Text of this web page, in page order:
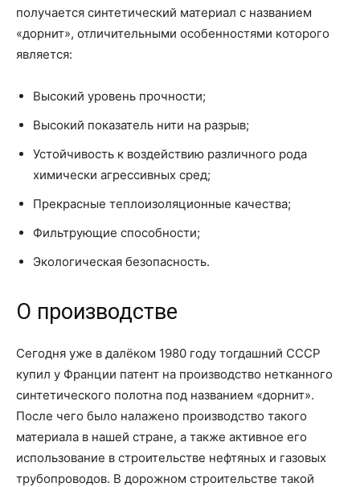
получается синтетический материал с названием
«дорнит», отличительными особенностями которого
является:
Высокий уровень прочности;
Высокий показатель нити на разрыв;
Устойчивость к воздействию различного рода
химически агрессивных сред;
Прекрасные теплоизоляционные качества;
Фильтрующие способности;
Экологическая безопасность.
О производстве
Сегодня уже в далёком 1980 году тогдашний СССР
купил у Франции патент на производство нетканного
синтетического полотна под названием «дорнит».
После чего было налажено производство такого
материала в нашей стране, а также активное его
использование в строительстве нефтяных и газовых
трубопроводов. В дорожном строительстве такой